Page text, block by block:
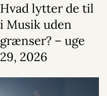
Hvad lytter de til
i Musik uden
grænser? – uge
29, 2026